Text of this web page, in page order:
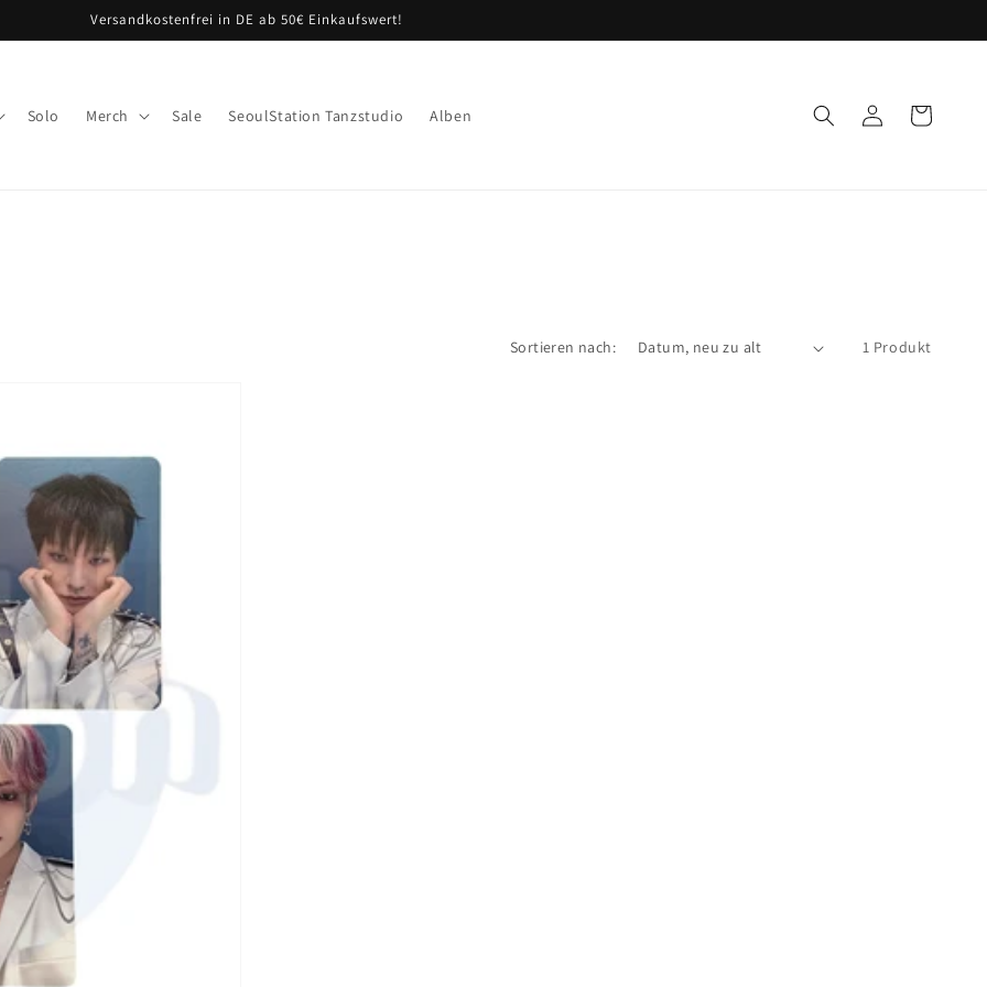
Versandkostenfrei in DE ab 50€ Einkaufswert!
Solo Merch Sale SeoulStation Tanzstudio Alben EinloggenWarenkorb
Sortieren nach: 1 Produkt